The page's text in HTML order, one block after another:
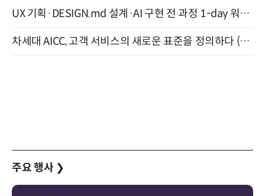
UX 기획·DESIGN.md 설계·AI 구현 전 과정 1-day 워크숍 with Claude Code·Codex 9월 15일 개최
차세대 AICC, 고객 서비스의 새로운 표준을 정의하다 (9/9)
주요 행사 ❯